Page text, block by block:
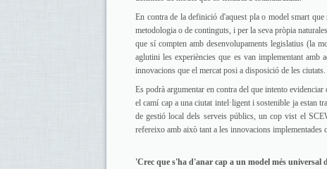
En contra de la definició d'aquest pla o model smart
metodologia o de continguts, i per la seva pròpia
que sí compten amb desenvolupaments legislatius (la
aglutini les experiències que es van implementant amb
innovacions que el mercat posi a disposició de les ciutats.
Es podrà argumentar en contra del que intento
el camí cap a una ciutat intel·ligent i sostenible ja estan
de gestió local dels serveis públics, un cop vist el
refereixo amb això tant a les innovacions implementades
'Crec que s'ha d'anar cap a un model més universal